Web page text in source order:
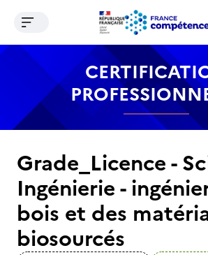
Contenu Recherche Menu
Ouvrir le menu de navigation
Grade_Licence -
Ingénierie -
bois et des
biosourcés